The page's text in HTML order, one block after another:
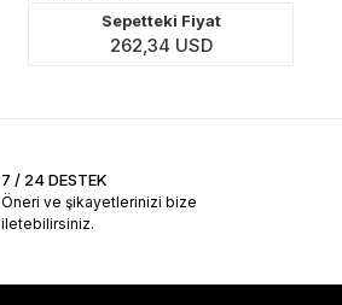
Sepetteki Fiyat
262,34 USD
7 / 24 DESTEK
Öneri ve şikayetlerinizi bize
iletebilirsiniz.